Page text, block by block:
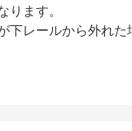
ます。
レールから外れた